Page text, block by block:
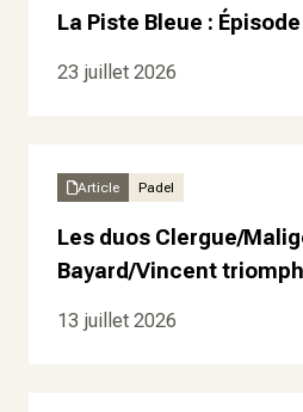
La Piste Bleue :
23 juillet 2026
Article Padel
Les duos Clergue/
Bayard/Vincent
13 juillet 2026